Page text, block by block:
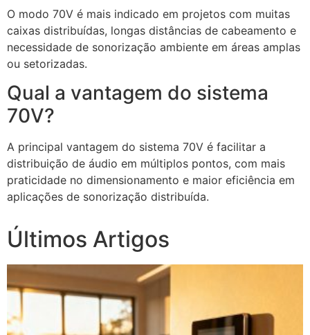
O modo 70V é mais indicado em projetos com muitas
caixas distribuídas, longas distâncias de cabeamento e
necessidade de sonorização ambiente em áreas amplas
ou setorizadas.
Qual a vantagem do sistema
70V?
A principal vantagem do sistema 70V é facilitar a
distribuição de áudio em múltiplos pontos, com mais
praticidade no dimensionamento e maior eficiência em
aplicações de sonorização distribuída.
Últimos Artigos